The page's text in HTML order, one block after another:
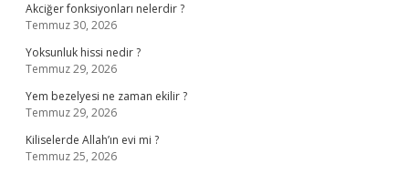
Akciğer fonksiyonları nelerdir ?
Temmuz 30, 2026
Yoksunluk hissi nedir ?
Temmuz 29, 2026
Yem bezelyesi ne zaman ekilir ?
Temmuz 29, 2026
Kiliselerde Allah’ın evi mi ?
Temmuz 25, 2026